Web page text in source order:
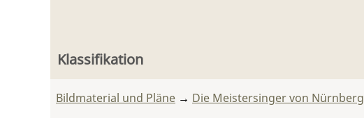
Klassifikation
Bildmaterial und Pläne → Die Meistersinger von Nürnberg